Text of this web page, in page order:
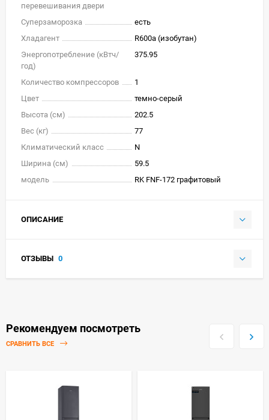
перевешивания двери
Суперзаморозка
есть
Хладагент
R600a (изобутан)
Энергопотребление (кВтч/
год)
375.95
Количество компрессоров
1
Цвет
темно-серый
Высота (см)
202.5
Вес (кг)
77
Климатический класс
N
Ширина (см)
59.5
модель
RK FNF-172 графитовый
ОПИСАНИЕ
ОТЗЫВЫ 0
Рекомендуем посмотреть
СРАВНИТЬ ВСЕ